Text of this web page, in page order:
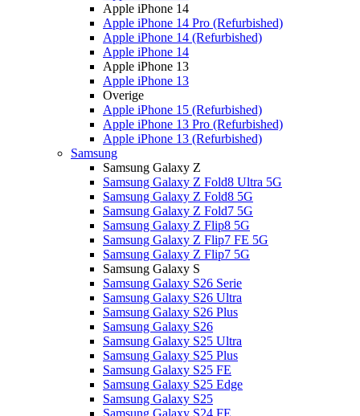
Apple iPhone 14
Apple iPhone 14 Pro (Refurbished)
Apple iPhone 14 (Refurbished)
Apple iPhone 14
Apple iPhone 13
Apple iPhone 13
Overige
Apple iPhone 15 (Refurbished)
Apple iPhone 13 Pro (Refurbished)
Apple iPhone 13 (Refurbished)
Samsung
Samsung Galaxy Z
Samsung Galaxy Z Fold8 Ultra 5G
Samsung Galaxy Z Fold8 5G
Samsung Galaxy Z Fold7 5G
Samsung Galaxy Z Flip8 5G
Samsung Galaxy Z Flip7 FE 5G
Samsung Galaxy Z Flip7 5G
Samsung Galaxy S
Samsung Galaxy S26 Serie
Samsung Galaxy S26 Ultra
Samsung Galaxy S26 Plus
Samsung Galaxy S26
Samsung Galaxy S25 Ultra
Samsung Galaxy S25 Plus
Samsung Galaxy S25 FE
Samsung Galaxy S25 Edge
Samsung Galaxy S25
Samsung Galaxy S24 FE